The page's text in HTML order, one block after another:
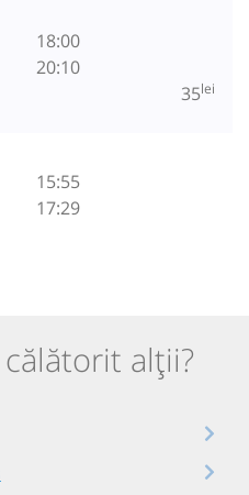
18:00
20:10
35lei
15:55
17:29
alții?